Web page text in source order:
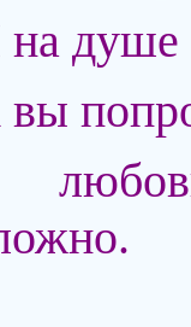
душе